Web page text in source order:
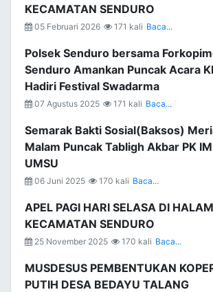
KECAMATAN SENDURO
05 Februari 2026 171 kali Baca...
Polsek Senduro bersama
Senduro Amankan Puncak Acara
Hadiri Festival Swadarma
07 Agustus 2025 171 kali Baca...
Semarak Bakti Sosial(Baksos)
Malam Puncak Tabligh Akbar PK
UMSU
06 Juni 2025 170 kali Baca...
APEL PAGI HARI SELASA DI
KECAMATAN SENDURO
25 November 2025 170 kali Baca...
MUSDESUS PEMBENTUKAN
PUTIH DESA BEDAYU TALANG